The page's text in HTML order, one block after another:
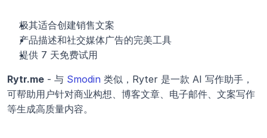
极其适合创建销售文案
产品描述和社交媒体广告的完美工具
提供 7 天免费试用
Rytr.me - 与 Smodin 类似，Ryter 是一款 AI 写作助手，
可帮助用户针对商业构想、博客文章、电子邮件、文案写作
等生成高质量内容。